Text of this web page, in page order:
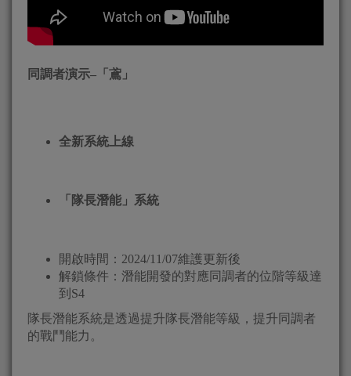
同調者演示– 「鳶」
全新系統上線
「隊長潛能」系統
開啟時間：2024/11/07維護更新後
解鎖條件：潛能開發的對應同調者的位階等級達
到S4
隊長潛能系統是透過提升隊長潛能等級，提升同調者
的戰鬥能力。